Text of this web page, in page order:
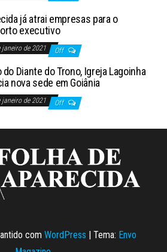
já atrai empresas para o
executivo
janeiro de 2021 Off
do Diante do Trono, Igreja Lagoinha
nova sede em Goiânia
janeiro de 2021 Off
com WordPress | Tema: Envo